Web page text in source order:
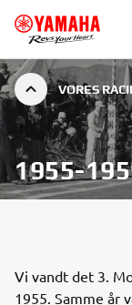
VORES
1955-
Vi vandt det 3.
1955. Samme år